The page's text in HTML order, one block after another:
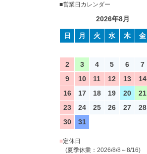
■営業日カレンダー
2026年8月
日 月 火 水 木 金
2
3 4 5 6 7
9
10 11 12 13 14
16
17 18 19 20 21
23
24 25 26 27 28
30
31
■定休日
(夏季休業：2026/8/8～8/16)